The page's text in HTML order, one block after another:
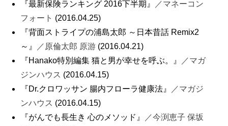
『最新保険ランキング 2016下半期』
／マネーコン
フォート (2016.04.25)
『背面ストライプの浦島太郎 ～日本昔話 Remix2
～』
／原倫太郎 原游 (2016.04.21)
『Hanako特別編集 猫と男が幸せを呼ぶ。』
／マガ
ジンハウス (2016.04.15)
『Dr.クロワッサン 腸内フローラ健康法』
／マガジ
ンハウス (2016.04.15)
『がんでも長生き 心のメソッド』
／今渕恵子 保坂